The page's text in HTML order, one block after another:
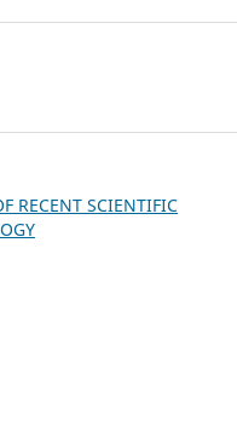
RECENT SCIENTIFIC